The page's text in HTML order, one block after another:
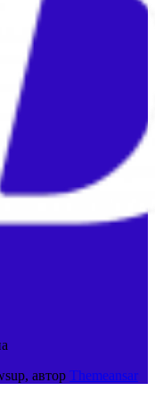
автор Themeansar